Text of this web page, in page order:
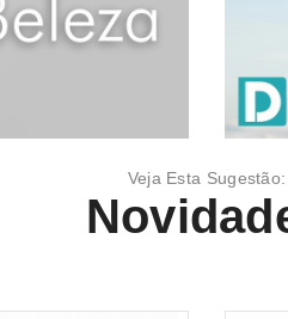
Veja Esta Sugestão: